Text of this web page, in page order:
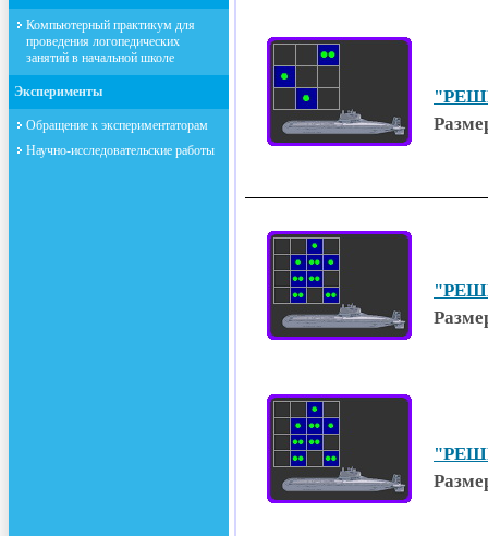
Компьютерный практикум для
проведения логопедических
занятий в начальной школе
Эксперименты
Обращение к экспериментаторам
Научно-исследовательские работы